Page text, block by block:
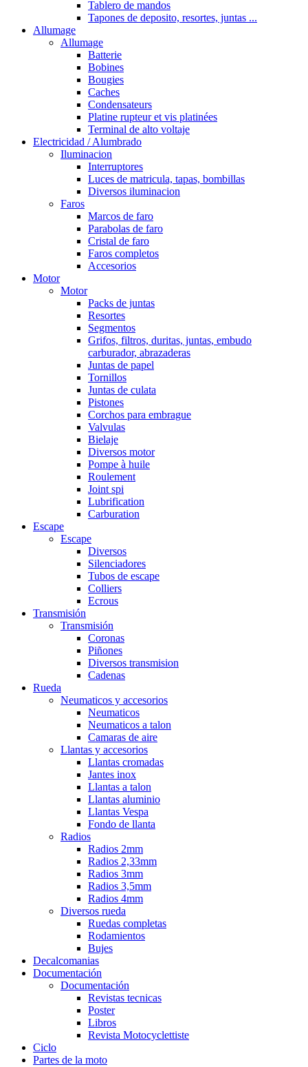
Tablero de mandos
Tapones de deposito, resortes, juntas ...
Allumage
Allumage
Batterie
Bobines
Bougies
Caches
Condensateurs
Platine rupteur et vis platinées
Terminal de alto voltaje
Electricidad / Alumbrado
Iluminacion
Interruptores
Luces de matricula, tapas, bombillas
Diversos iluminacion
Faros
Marcos de faro
Parabolas de faro
Cristal de faro
Faros completos
Accesorios
Motor
Motor
Packs de juntas
Resortes
Segmentos
Grifos, filtros, duritas, juntas, embudo
carburador, abrazaderas
Juntas de papel
Tornillos
Juntas de culata
Pistones
Corchos para embrague
Valvulas
Bielaje
Diversos motor
Pompe à huile
Roulement
Joint spi
Lubrification
Carburation
Escape
Escape
Diversos
Silenciadores
Tubos de escape
Colliers
Ecrous
Transmisión
Transmisión
Coronas
Piñones
Diversos transmision
Cadenas
Rueda
Neumaticos y accesorios
Neumaticos
Neumaticos a talon
Camaras de aire
Llantas y accesorios
Llantas cromadas
Jantes inox
Llantas a talon
Llantas aluminio
Llantas Vespa
Fondo de llanta
Radios
Radios 2mm
Radios 2,33mm
Radios 3mm
Radios 3,5mm
Radios 4mm
Diversos rueda
Ruedas completas
Rodamientos
Bujes
Decalcomanias
Documentación
Documentación
Revistas tecnicas
Poster
Libros
Revista Motocyclettiste
Ciclo
Partes de la moto